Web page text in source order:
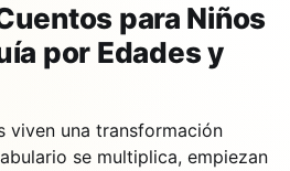
para Niños
por Edades y
viven una transformación
se multiplica, empiezan